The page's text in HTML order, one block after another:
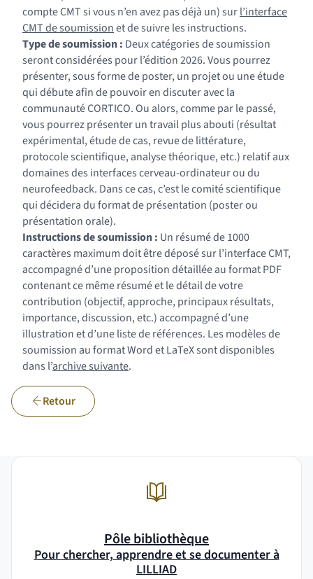
compte CMT si vous n’en avez pas déjà un) surl’interface
CMT de soumission(nouvelle fenêtre)
et de suivre les instructions.
Type de soumission : Deux catégories de soumission
seront considérées pour l’édition 2026. Vous pourrez
présenter, sous forme de poster, un projet ou une étude
qui débute afin de pouvoir en discuter avec la
communauté CORTICO. Ou alors, comme par le passé,
vous pourrez présenter un travail plus abouti (résultat
expérimental, étude de cas, revue de littérature,
protocole scientifique, analyse théorique, etc.) relatif aux
domaines des interfaces cerveau-ordinateur ou du
neurofeedback. Dans ce cas, c’est le comité scientifique
qui décidera du format de présentation (poster ou
présentation orale).
Instructions de soumission : Un résumé de 1000
caractères maximum doit être déposé sur l’interface CMT,
accompagné d’une proposition détaillée au format PDF
contenant ce même résumé et le détail de votre
contribution (objectif, approche, principaux résultats,
importance, discussion, etc.) accompagné d’une
illustration et d’une liste de références. Les modèles de
soumission au format Word et LaTeX sont disponibles
dans l’archive suivante(nouvelle fenêtre)
.
Retour
Pôle bibliothèque
Pour chercher, apprendre et se documenter à
LILLIAD